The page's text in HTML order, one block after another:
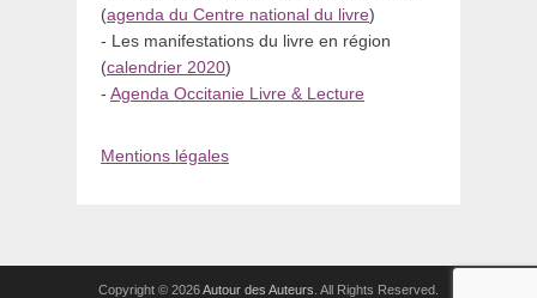
(agenda du Centre national du livre)
- Les manifestations du livre en région
(calendrier 2020)
- Agenda Occitanie Livre & Lecture
Mentions légales
Copyright © 2026Autour des Auteurs . All Rights Reserved.